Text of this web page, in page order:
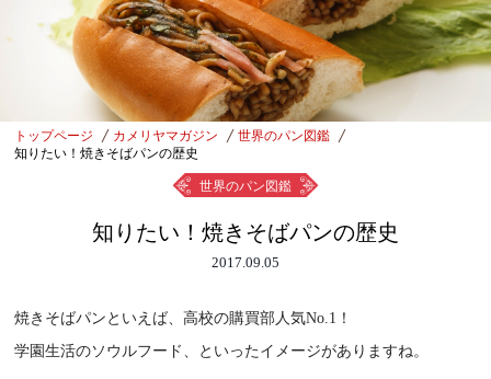
トップページ カメリヤマガジン
世界のパン図鑑
知りたい！焼きそばパンの歴史
世界のパン図鑑
知りたい！焼きそばパンの歴史
2017.09.05
焼きそばパンといえば、高校の購買部人気No.1！
学園生活のソウルフード、といったイメージがありますね。